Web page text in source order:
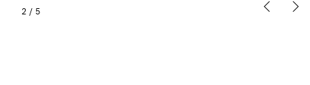
2 / 5